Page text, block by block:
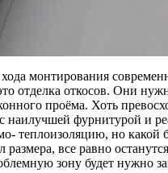
монтирования
отделка откосов. Они
проёма. Хоть
наилучшей фурнитурой и
теплоизоляцию, но какой
размера, все равно
зону будет нужно